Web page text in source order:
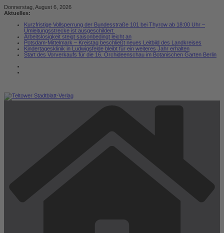
Zum
Inhalt
Donnerstag, August 6, 2026
Aktuelles:
Kurzfristige Vollsperrung der Bundesstraße 101 bei Thyrow ab 18:00 Uhr –
Umleitungsstrecke ist ausgeschildert
Arbeitslosigkeit steigt saisonbedingt leicht an
Potsdam-Mittelmark – Kreistag beschließt neues Leitbild des Landkreises
Kindertagesklinik in Ludwigsfelde bleibt für ein weiteres Jahr erhalten
Start des Vorverkaufs für die 16. Orchideenschau im Botanischen Garten Berlin